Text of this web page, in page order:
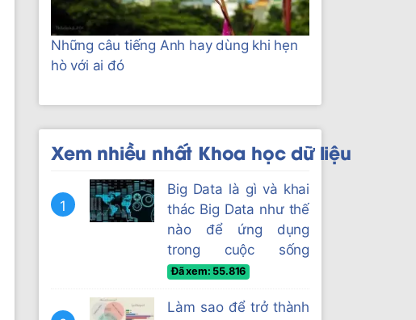
Những câu tiếng Anh hay dùng khi hẹn
hò với ai đó
Xem nhiều nhất Khoa học dữ liệu
1
Big Data là gì và khai
thác Big Data như thế
nào để ứng dụng
trong cuộc sống
Đã xem: 55.816
Làm sao để trở thành